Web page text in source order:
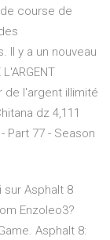
course de
Il y a un nouveau
de l'argent illimité
dz 4,111
Part 77 - Season
sur Asphalt 8
Enzoleo3?
Asphalt 8: